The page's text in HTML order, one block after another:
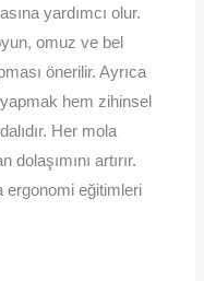
yardımcı olur.
omuz ve bel
önerilir. Ayrıca
hem zihinsel
Her mola
artırır.
ergonomi eğitimleri